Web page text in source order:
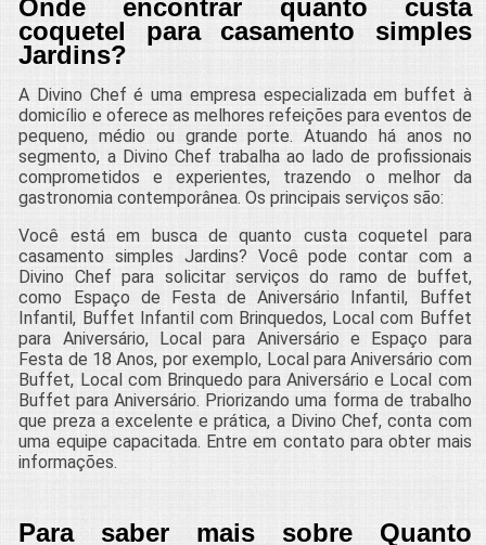
Onde encontrar quanto custa
coquetel para casamento simples
Jardins?
A Divino Chef é uma empresa especializada em buffet à
domicílio e oferece as melhores refeições para eventos de
pequeno, médio ou grande porte. Atuando há anos no
segmento, a Divino Chef trabalha ao lado de profissionais
comprometidos e experientes, trazendo o melhor da
gastronomia contemporânea. Os principais serviços são:
Você está em busca de quanto custa coquetel para
casamento simples Jardins? Você pode contar com a
Divino Chef para solicitar serviços do ramo de buffet,
como Espaço de Festa de Aniversário Infantil, Buffet
Infantil, Buffet Infantil com Brinquedos, Local com Buffet
para Aniversário, Local para Aniversário e Espaço para
Festa de 18 Anos, por exemplo, Local para Aniversário com
Buffet, Local com Brinquedo para Aniversário e Local com
Buffet para Aniversário. Priorizando uma forma de trabalho
que preza a excelente e prática, a Divino Chef, conta com
uma equipe capacitada. Entre em contato para obter mais
informações.
Para saber mais sobre Quanto